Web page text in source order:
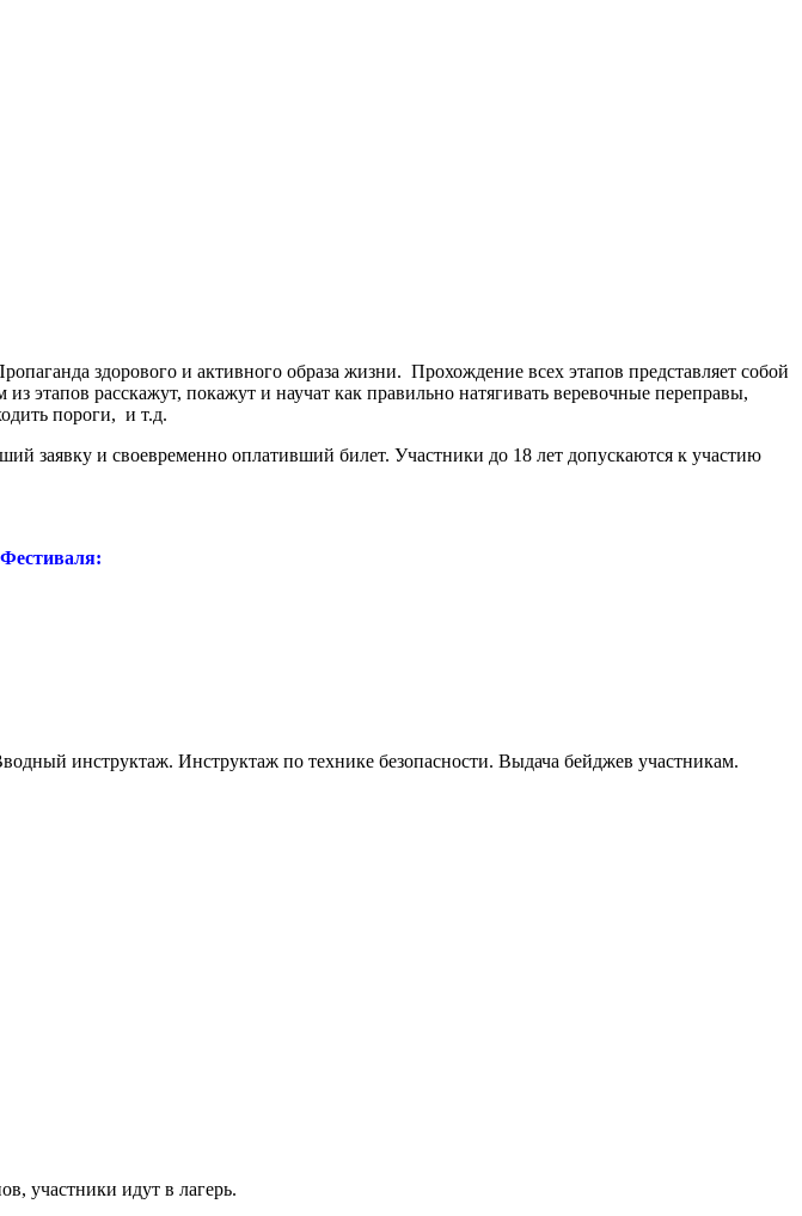
здорового и активного образа жизни. Прохождение всех этапов представляет собой
этапов расскажут, покажут и научат как правильно натягивать веревочные переправы,
пороги, и т.д.
заявку и своевременно оплативший билет. Участники до 18 лет допускаются к участию
инструктаж. Инструктаж по технике безопасности. Выдача бейджев участникам.
участники идут в лагерь.